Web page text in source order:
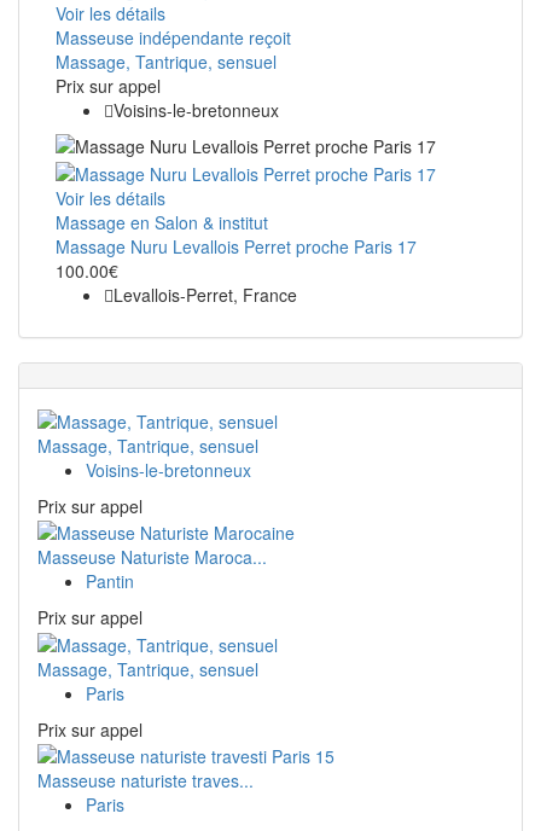
Voir les détails
Masseuse indépendante reçoit
Massage, Tantrique, sensuel
Prix ​​sur appel
Voisins-le-bretonneux
Voir les détails
Massage en Salon & institut
Massage Nuru Levallois Perret proche Paris 17
100.00€
Levallois-Perret, France
Massage, Tantrique, sensuel
Voisins-le-bretonneux
Prix ​​sur appel
Masseuse Naturiste Maroca...
Pantin
Prix ​​sur appel
Massage, Tantrique, sensuel
Paris
Prix ​​sur appel
Masseuse naturiste traves...
Paris